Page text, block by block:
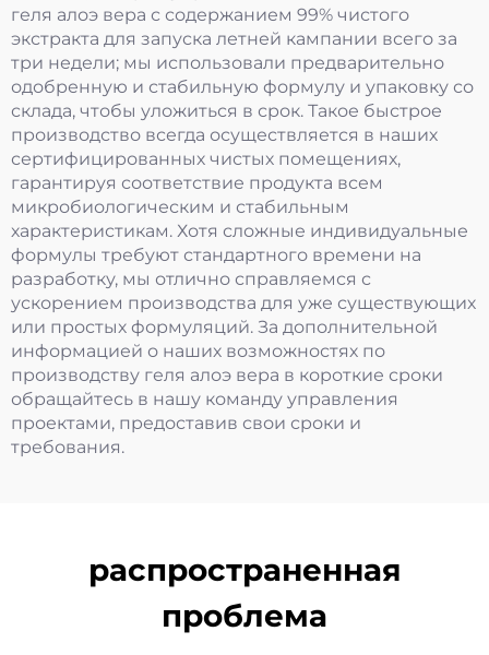
геля алоэ вера с содержанием 99% чистого
экстракта для запуска летней кампании всего за
три недели; мы использовали предварительно
одобренную и стабильную формулу и упаковку со
склада, чтобы уложиться в срок. Такое быстрое
производство всегда осуществляется в наших
сертифицированных чистых помещениях,
гарантируя соответствие продукта всем
микробиологическим и стабильным
характеристикам. Хотя сложные индивидуальные
формулы требуют стандартного времени на
разработку, мы отлично справляемся с
ускорением производства для уже существующих
или простых формуляций. За дополнительной
информацией о наших возможностях по
производству геля алоэ вера в короткие сроки
обращайтесь в нашу команду управления
проектами, предоставив свои сроки и
требования.
распространенная
проблема